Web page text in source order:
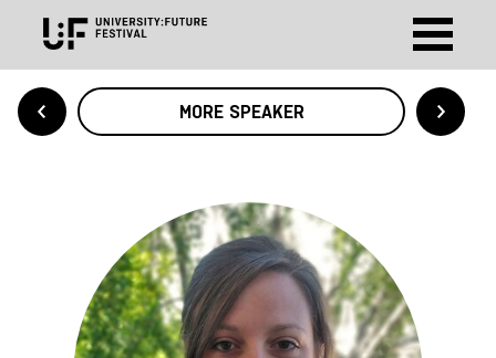
MORE SPEAKER